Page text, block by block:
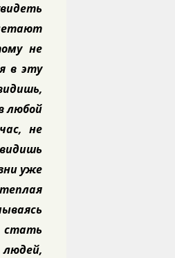
не
в эту
любой
не
уже